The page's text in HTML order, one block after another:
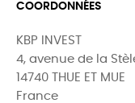
COORDONNÉES
KBP INVEST
4, avenue de la
14740 THUE ET MUE
France